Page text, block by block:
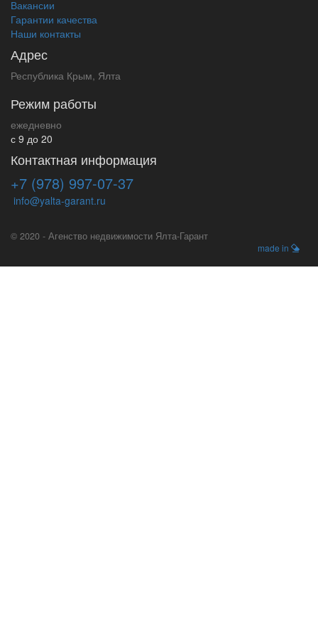
Вакансии
Гарантии качества
Наши контакты
Адрес
Республика Крым, Ялта
Режим работы
ежедневно
с 9 до 20
Контактная информация
+7 (978) 997-07-37
info@yalta-garant.ru
© 2020 - Агенство недвижимости Ялта-Гарант
made in